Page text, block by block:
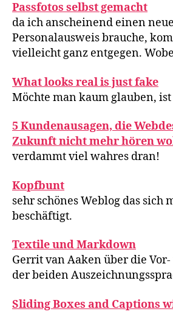
Passfotos selbst gemacht
da ich anscheinend einen
Personalausweis brauche,
vielleicht ganz entgegen.
What looks real is just fake
Möchte man kaum glauben, ist
5 Kundenausagen, die
Zukunft nicht mehr hören
verdammt viel wahres dran!
Kopfbunt
sehr schönes Weblog das sich
beschäftigt.
Textile und Markdown
Gerrit van Aaken über die
der beiden
Sliding Boxes and Captions